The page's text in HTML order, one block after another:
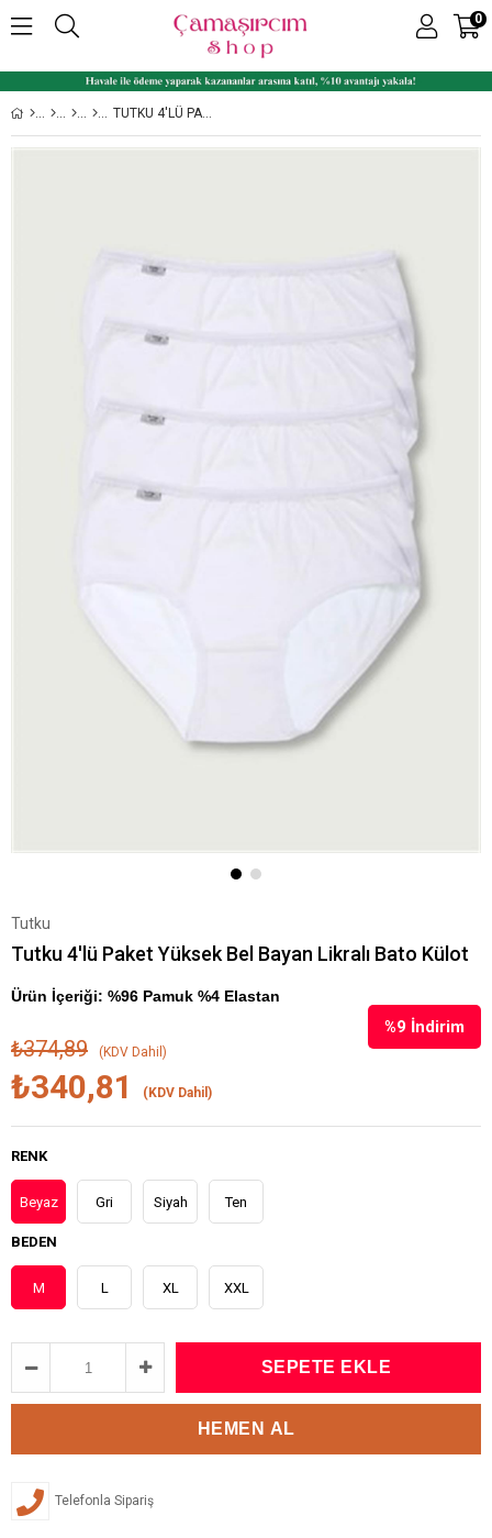
0
TUTKU 4'LÜ PAKET YÜKSEK BEL BAYAN LIKRALI BATO KÜLOT
Tutku
Tutku 4'lü Paket Yüksek Bel Bayan Likralı Bato Külot
Ürün İçeriği: %96 Pamuk %4 Elastan
%9 İndirim
₺374,89 (KDV Dahil)
₺340,81 (KDV Dahil)
RENK
Beyaz Gri Siyah Ten
BEDEN
M L XL XXL
Telefonla Sipariş